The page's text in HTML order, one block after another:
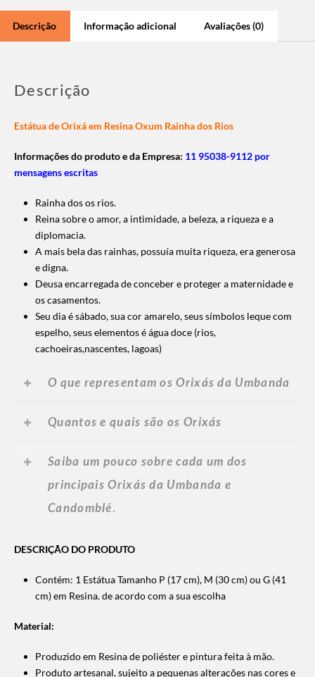
Descrição Informação adicional Avaliações (0)
Descrição
Estátua de Orixá em Resina Oxum Rainha dos Rios
Informações do produto e da Empresa: 11 95038-9112 por
mensagens escritas
Rainha dos os rios.
Reina sobre o amor, a intimidade, a beleza, a riqueza e a
diplomacia.
A mais bela das rainhas, possuía muita riqueza, era generosa
e digna.
Deusa encarregada de conceber e proteger a maternidade e
os casamentos.
Seu dia é sábado, sua cor amarelo, seus símbolos leque com
espelho, seus elementos é água doce (rios,
cachoeiras,nascentes, lagoas)
O que representam os Orixás da Umbanda
Quantos e quais são os Orixás
Saiba um pouco sobre cada um dos
principais Orixás da Umbanda e
Candomblé.
DESCRIÇÃO DO PRODUTO
Contém: 1 Estátua Tamanho P (17 cm), M (30 cm) ou G (41
cm) em Resina. de acordo com a sua escolha
Material:
Produzido em Resina de poliéster e pintura feita à mão.
Produto artesanal, sujeito a pequenas alterações nas cores e